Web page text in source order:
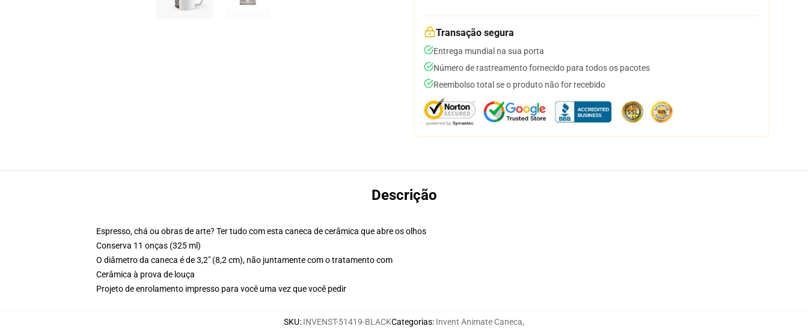
Transação segura
Entrega mundial na sua porta
Número de rastreamento fornecido para todos os pacotes
Reembolso total se o produto não for recebido
Descrição
Espresso, chá ou obras de arte? Ter tudo com esta caneca de cerâmica que abre os olhos
Conserva 11 onças (325 ml)
O diâmetro da caneca é de 3,2" (8,2 cm), não juntamente com o tratamento com
Cerâmica à prova de louça
Projeto de enrolamento impresso para você uma vez que você pedir
SKU: INVENST-51419-BLACKCategorias: Invent Animate Caneca,